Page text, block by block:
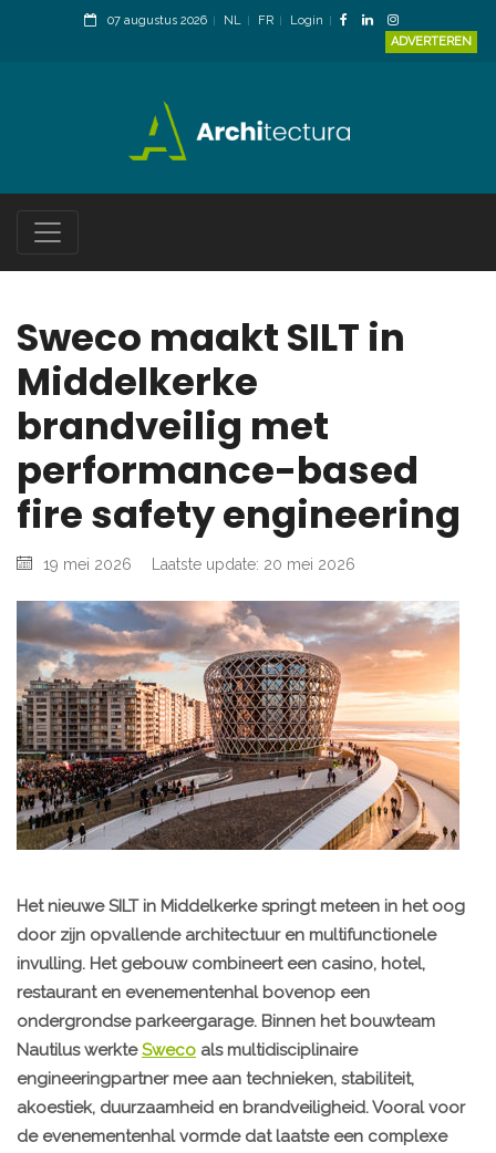
07 augustus 2026 NL FR
Login
ADVERTEREN
Sweco maakt SILT in
Middelkerke
brandveilig met
performance-based
fire safety engineering
19 mei 2026 Laatste update: 20 mei 2026
Het nieuwe SILT in Middelkerke springt meteen in het oog
door zijn opvallende architectuur en multifunctionele
invulling. Het gebouw combineert een casino, hotel,
restaurant en evenementenhal bovenop een
ondergrondse parkeergarage. Binnen het bouwteam
Nautilus werkteSweco als multidisciplinaire
engineeringpartner mee aan technieken, stabiliteit,
akoestiek, duurzaamheid en brandveiligheid. Vooral voor
de evenementenhal vormde dat laatste een complexe